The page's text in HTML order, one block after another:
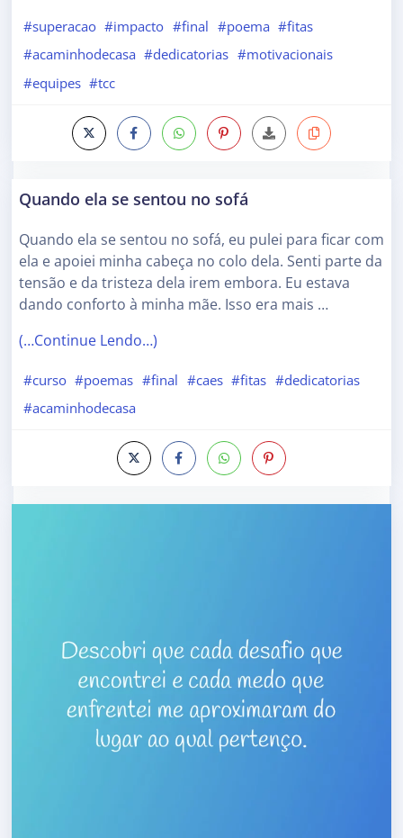
#superacao #impacto #final #poema #fitas
#acaminhodecasa #dedicatorias #motivacionais
#equipes #tcc
Quando ela se sentou no sofá
Quando ela se sentou no sofá, eu pulei para ficar com
ela e apoiei minha cabeça no colo dela. Senti parte da
tensão e da tristeza dela irem embora. Eu estava
dando conforto à minha mãe. Isso era mais …
(…Continue Lendo…)
#curso #poemas #final #caes #fitas #dedicatorias
#acaminhodecasa